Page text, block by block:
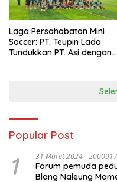
Laga Persahabatan Mini
Soccer: PT. Teupin Lada
Tundukkan PT. Asi dengan
Popular Post
1 31 Maret 2024
Forum pemuda
Blang Naleung